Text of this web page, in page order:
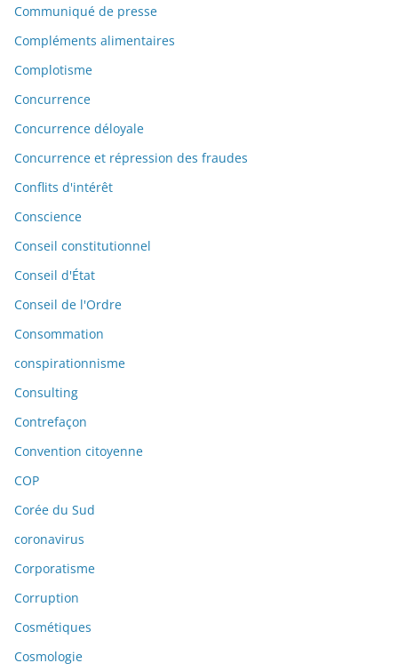
Communiqué de presse
Compléments alimentaires
Complotisme
Concurrence
Concurrence déloyale
Concurrence et répression des fraudes
Conflits d'intérêt
Conscience
Conseil constitutionnel
Conseil d'État
Conseil de l'Ordre
Consommation
conspirationnisme
Consulting
Contrefaçon
Convention citoyenne
COP
Corée du Sud
coronavirus
Corporatisme
Corruption
Cosmétiques
Cosmologie